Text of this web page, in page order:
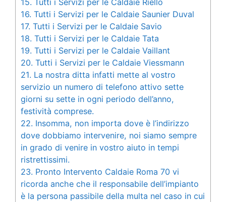
16. Tutti i Servizi per le Caldaie Saunier Duval
17. Tutti i Servizi per le Caldaie Savio
18. Tutti i Servizi per le Caldaie Tata
19. Tutti i Servizi per le Caldaie Vaillant
20. Tutti i Servizi per le Caldaie Viessmann
21. La nostra ditta infatti mette al vostro
servizio un numero di telefono attivo sette
giorni su sette in ogni periodo dell’anno,
festività comprese.
22. Insomma, non importa dove è l’indirizzo
dove dobbiamo intervenire, noi siamo sempre
in grado di venire in vostro aiuto in tempi
ristrettissimi.
23. Pronto Intervento Caldaie Roma 70 vi
ricorda anche che il responsabile dell’impianto
è la persona passibile della multa nel caso in cui